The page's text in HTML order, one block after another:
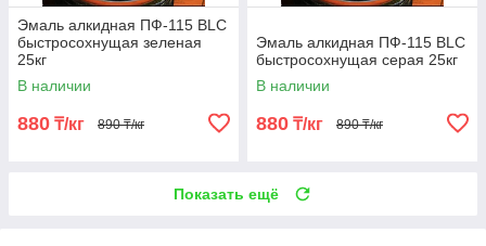
Эмаль алкидная ПФ-115 BLC
быстросохнущая зеленая
25кг
В наличии
880 ₸/кг 890 ₸/кг
Эмаль алкидная ПФ-115 BLC
быстросохнущая серая 25кг
В наличии
880 ₸/кг 890 ₸/кг
Показать ещё